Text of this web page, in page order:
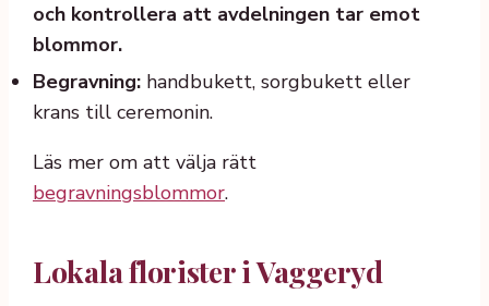
och kontrollera att avdelningen tar emot
blommor.
Begravning: handbukett, sorgbukett eller
krans till ceremonin.
Läs mer om att välja rätt
begravningsblommor.
Lokala florister i Vaggeryd